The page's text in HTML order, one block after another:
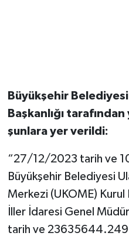
Büyükşehir Belediyesi
Başkanlığı
şunlara yer verildi:
“27/12/2023 tarih ve
Büyükşehir Belediyesi
Merkezi (UKOME) Kurul
İller İdaresi Genel
tarih ve 23635644.249-